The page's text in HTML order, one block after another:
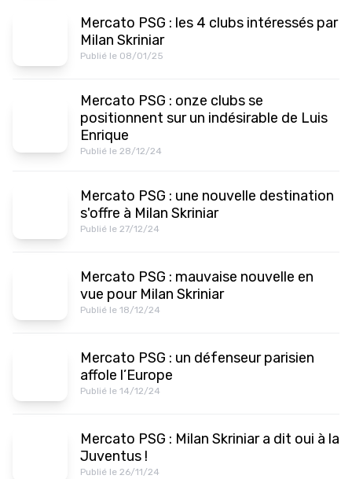
Mercato PSG : les 4 clubs intéressés par
Milan Skriniar
Publié le 08/01/25
Mercato PSG : onze clubs se
positionnent sur un indésirable de Luis
Enrique
Publié le 28/12/24
Mercato PSG : une nouvelle destination
s'offre à Milan Skriniar
Publié le 27/12/24
Mercato PSG : mauvaise nouvelle en
vue pour Milan Skriniar
Publié le 18/12/24
Mercato PSG : un défenseur parisien
affole l’Europe
Publié le 14/12/24
Mercato PSG : Milan Skriniar a dit oui à la
Juventus !
Publié le 26/11/24